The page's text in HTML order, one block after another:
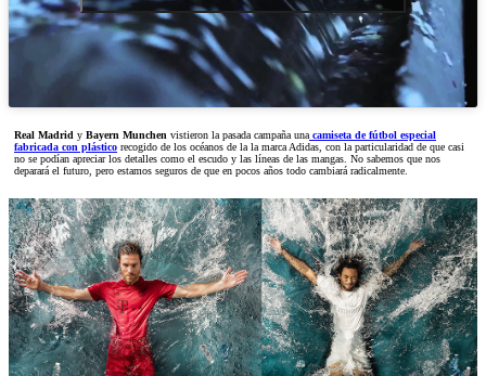
Real Madrid y Bayern Munchen vistieron la pasada campaña una camiseta de fútbol especial
fabricada con plástico recogido de los océanos de la la marca Adidas, con la particularidad de que casi
no se podían apreciar los detalles como el escudo y las líneas de las mangas. No sabemos que nos
deparará el futuro, pero estamos seguros de que en pocos años todo cambiará radicalmente.